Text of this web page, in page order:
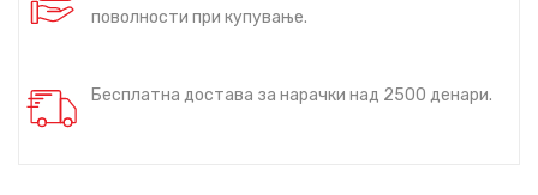
поволности при купување.
Бесплатна достава за нарачки над 2500 денари.